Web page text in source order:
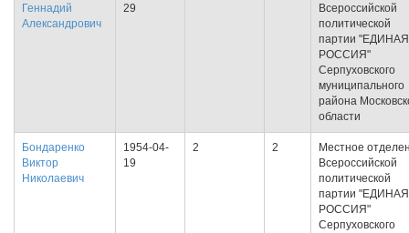
Геннадий
Александрович
29
Всероссийской
политической
партии "ЕДИНАЯ
РОССИЯ"
Серпуховского
муниципального
района
области
Бондаренко
Виктор
Николаевич
1954-04-
19
2 2
Местное
Всероссийской
политической
партии "ЕДИНАЯ
РОССИЯ"
Серпуховского